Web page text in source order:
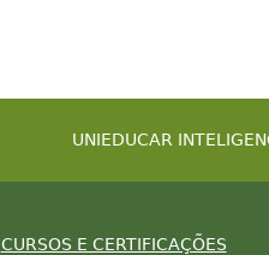
UNIEDUCAR
CURSOS E CERTIFICAÇÕES